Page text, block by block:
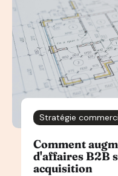
Stratégie
Comment
d'affaires B2B
acquisition